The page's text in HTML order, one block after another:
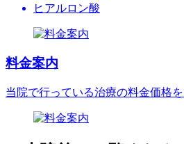
ヒアルロン酸
料金案内
当院で行っている治療の料金価格を